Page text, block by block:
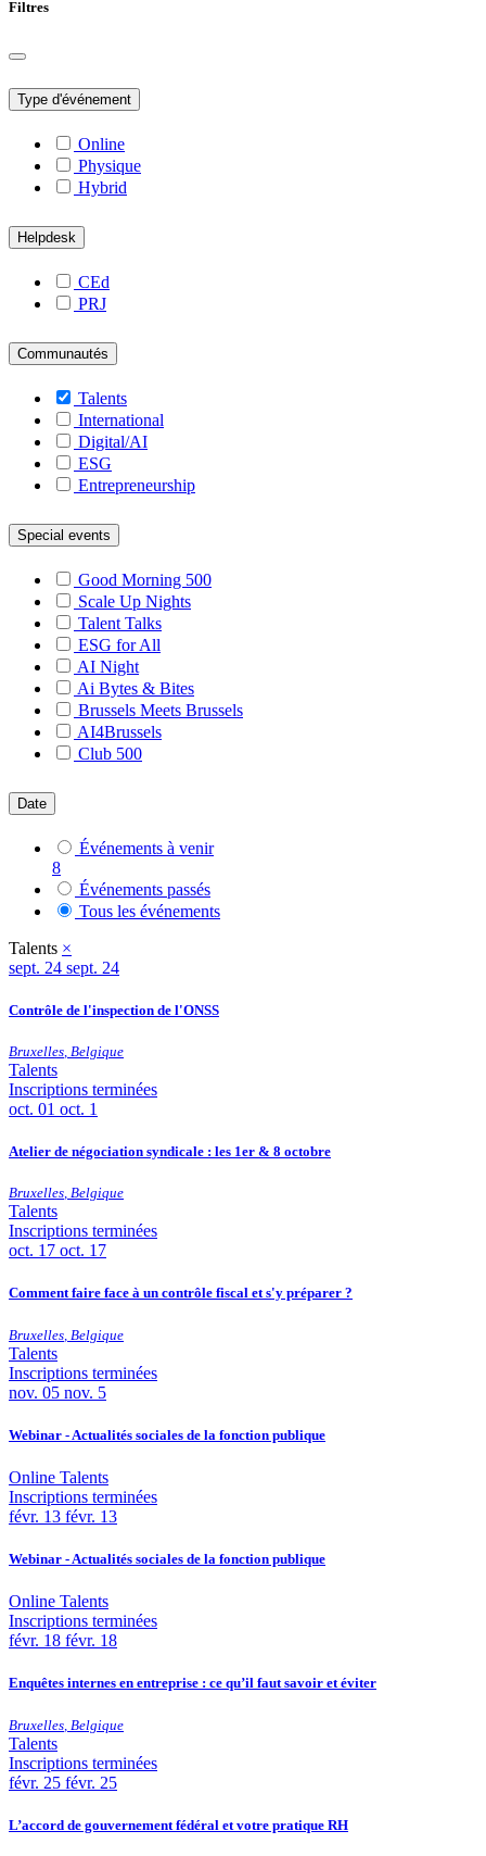
Filtres
Type d'événement
Online
Physique
Hybrid
Helpdesk
CEd
PRJ
Communautés
Talents
International
Digital/AI
ESG
Entrepreneurship
Special events
Good Morning 500
Scale Up Nights
Talent Talks
ESG for All
AI Night
Ai Bytes & Bites
Brussels Meets Brussels
AI4Brussels
Club 500
Date
Événements à venir
8
Événements passés
Tous les événements
Talents ×
sept. 24 sept. 24
Contrôle de l'inspection de l'ONSS
Bruxelles Belgique
Talents
Inscriptions terminées
oct. 01 oct. 1
Atelier de négociation syndicale : les 1er & 8 octobre
Bruxelles, Belgique
Talents
Inscriptions terminées
oct. 17 oct. 17
Comment faire face à un contrôle fiscal et s'y préparer ?
Bruxelles Belgique
Talents
Inscriptions terminées
nov. 05 nov. 5
Webinar - Actualités sociales de la fonction publique
Online Talents
Inscriptions terminées
févr. 13 févr. 13
Webinar - Actualités sociales de la fonction publique
Online Talents
Inscriptions terminées
févr. 18 févr. 18
Enquêtes internes en entreprise : ce qu’il faut savoir et éviter
Bruxelles Belgique
Talents
Inscriptions terminées
févr. 25 févr. 25
L’accord de gouvernement fédéral et votre pratique RH